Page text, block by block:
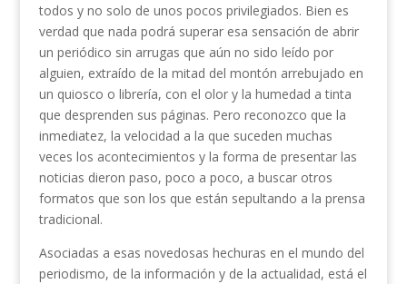
todos y no solo de unos pocos privilegiados. Bien es
verdad que nada podrá superar esa sensación de abrir
un periódico sin arrugas que aún no sido leído por
alguien, extraído de la mitad del montón arrebujado en
un quiosco o librería, con el olor y la humedad a tinta
que desprenden sus páginas. Pero reconozco que la
inmediatez, la velocidad a la que suceden muchas
veces los acontecimientos y la forma de presentar las
noticias dieron paso, poco a poco, a buscar otros
formatos que son los que están sepultando a la prensa
tradicional.
Asociadas a esas novedosas hechuras en el mundo del
periodismo, de la información y de la actualidad, está el